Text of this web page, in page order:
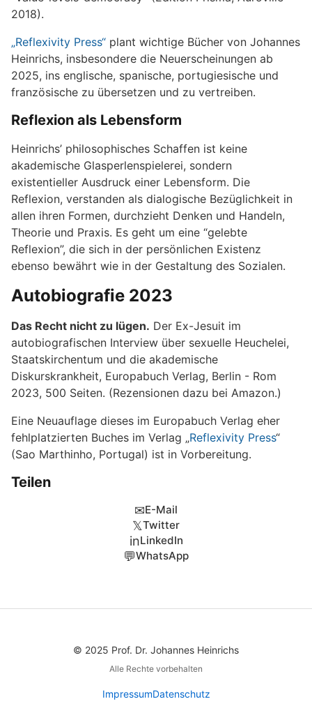
2018).
„Reflexivity Press“ plant wichtige Bücher von Johannes
Heinrichs, insbesondere die Neuerscheinungen ab
2025, ins englische, spanische, portugiesische und
französische zu übersetzen und zu vertreiben.
Reflexion als Lebensform
Heinrichs’ philosophisches Schaffen ist keine
akademische Glasperlenspielerei, sondern
existentieller Ausdruck einer Lebensform. Die
Reflexion, verstanden als dialogische Bezüglichkeit in
allen ihren Formen, durchzieht Denken und Handeln,
Theorie und Praxis. Es geht um eine “gelebte
Reflexion”, die sich in der persönlichen Existenz
ebenso bewährt wie in der Gestaltung des Sozialen.
Autobiografie 2023
Das Recht nicht zu lügen. Der Ex-Jesuit im
autobiografischen Interview über sexuelle Heuchelei,
Staatskirchentum und die akademische
Diskurskrankheit, Europabuch Verlag, Berlin - Rom
2023, 500 Seiten. (Rezensionen dazu bei Amazon.)
Eine Neuauflage dieses im Europabuch Verlag eher
fehlplatzierten Buches im Verlag „Reflexivity Press“
(Sao Marthinho, Portugal) ist in Vorbereitung.
Teilen
✉E-Mail
𝕏Twitter
inLinkedIn
💬WhatsApp
© 2025 Prof. Dr. Johannes Heinrichs
Alle Rechte vorbehalten
ImpressumDatenschutz